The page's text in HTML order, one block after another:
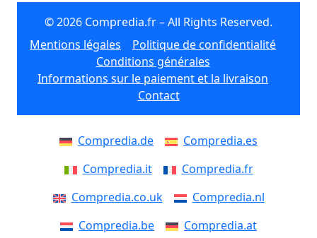
© 2026 Compredia.fr – All Rights Reserved.
Mentions légales
Politique de confidentialité
Conditions générales
Informations sur le paiement et la livraison
Contact
Compredia.de
Compredia.es
Compredia.it
Compredia.fr
Compredia.co.uk
Compredia.nl
Compredia.be
Compredia.at